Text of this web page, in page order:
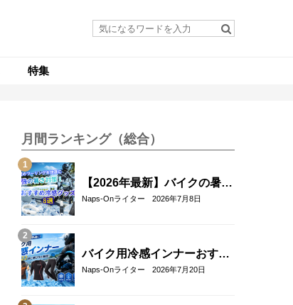
特集
月間ランキング（総合）
【2026年最新】バイクの暑さ
対策・冷感グッズおすすめ8
Naps-Onライター 2026年7月8日
バイク用冷感インナーおすす
め22選！夏のツーリングを快
Naps-Onライター 2026年7月20日